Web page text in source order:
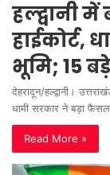
हल्द्वानी
हाईकोर्ट,
भूमि; 15
देहरादून/हल्द्वानी।
धामी सरकार ने बड़ा
Read More »